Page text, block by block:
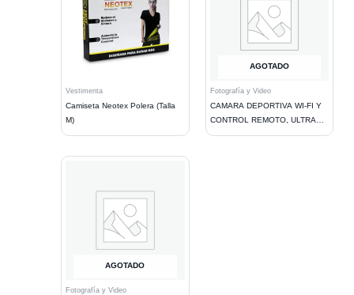
Vestimenta
Camiseta Neotex Polera (Talla
M)
AGOTADO
Fotografía y Video
CAMARA DEPORTIVA WI-FI Y
CONTROL REMOTO, ULTRA
HD 1080P. FOTOS 12MP. TIPO
AGOTADO
Fotografía y Video